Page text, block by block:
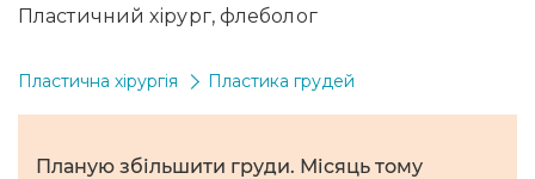
Пластичний хірург, флеболог
Пластична хірургія Пластика грудей
Планую збільшити груди. Місяць тому